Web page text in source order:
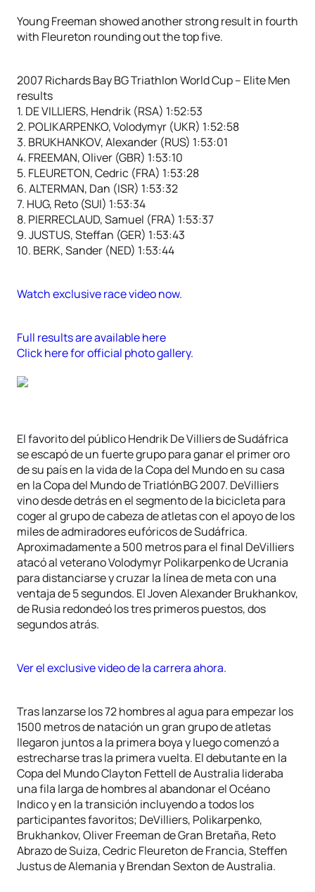
Young Freeman showed another strong result in fourth
with Fleureton rounding out the top five.
2007 Richards Bay BG Triathlon World Cup – Elite Men
results
1. DE VILLIERS, Hendrik (RSA) 1:52:53
2. POLIKARPENKO, Volodymyr (UKR) 1:52:58
3. BRUKHANKOV, Alexander (RUS) 1:53:01
4. FREEMAN, Oliver (GBR) 1:53:10
5. FLEURETON, Cedric (FRA) 1:53:28
6. ALTERMAN, Dan (ISR) 1:53:32
7. HUG, Reto (SUI) 1:53:34
8. PIERRECLAUD, Samuel (FRA) 1:53:37
9. JUSTUS, Steffan (GER) 1:53:43
10. BERK, Sander (NED) 1:53:44
Watch exclusive race video now.
Full results are available here
Click here for official photo gallery.
El favorito del público Hendrik De Villiers de Sudáfrica
se escapó de un fuerte grupo para ganar el primer oro
de su país en la vida de la Copa del Mundo en su casa
en la Copa del Mundo de TriatlónBG 2007. DeVilliers
vino desde detrás en el segmento de la bicicleta para
coger al grupo de cabeza de atletas con el apoyo de los
miles de admiradores eufóricos de Sudáfrica.
Aproximadamente a 500 metros para el final DeVilliers
atacó al veterano Volodymyr Polikarpenko de Ucrania
para distanciarse y cruzar la línea de meta con una
ventaja de 5 segundos. El Joven Alexander Brukhankov,
de Rusia redondeó los tres primeros puestos, dos
segundos atrás.
Ver el exclusive video de la carrera ahora.
Tras lanzarse los 72 hombres al agua para empezar los
1500 metros de natación un gran grupo de atletas
llegaron juntos a la primera boya y luego comenzó a
estrecharse tras la primera vuelta. El debutante en la
Copa del Mundo Clayton Fettell de Australia lideraba
una fila larga de hombres al abandonar el Océano
Indico y en la transición incluyendo a todos los
participantes favoritos; DeVilliers, Polikarpenko,
Brukhankov, Oliver Freeman de Gran Bretaña, Reto
Abrazo de Suiza, Cedric Fleureton de Francia, Steffen
Justus de Alemania y Brendan Sexton de Australia.